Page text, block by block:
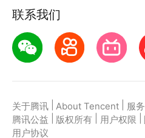
联系我们
关于腾讯 About Tencent 服
腾讯公益
版权所有 用户权限
用户协议